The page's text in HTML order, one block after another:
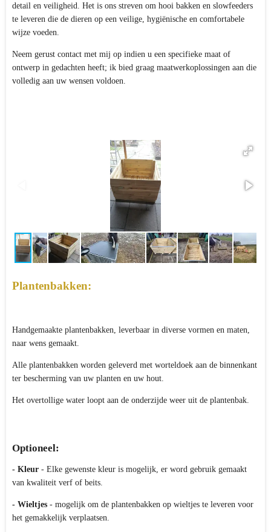
detail en veiligheid. Het is ons streven om hooi bakken en slowfeeders
te leveren die de dieren op een veilige, hygiënische en comfortabele
wijze voeden.
Neem gerust contact met mij op indien u een specifieke maat of
ontwerp in gedachten heeft; ik bied graag maatwerkoplossingen aan die
volledig aan uw wensen voldoen.
Plantenbakken:
Handgemaakte plantenbakken, leverbaar in diverse vormen en maten,
naar wens gemaakt.
Alle plantenbakken worden geleverd met worteldoek aan de binnenkant
ter bescherming van uw planten en uw hout.
Het overtollige water loopt aan de onderzijde weer uit de plantenbak.
Optioneel:
- Kleur - Elke gewenste kleur is mogelijk, er word gebruik gemaakt
van kwaliteit verf of beits.
- Wieltjes - mogelijk om de plantenbakken op wieltjes te leveren voor
het gemakkelijk verplaatsen.